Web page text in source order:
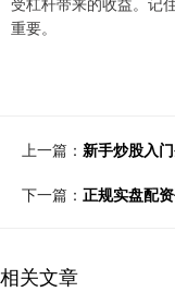
重要。
上一篇： 新手炒股入
下一篇： 正规实盘配
相关文章